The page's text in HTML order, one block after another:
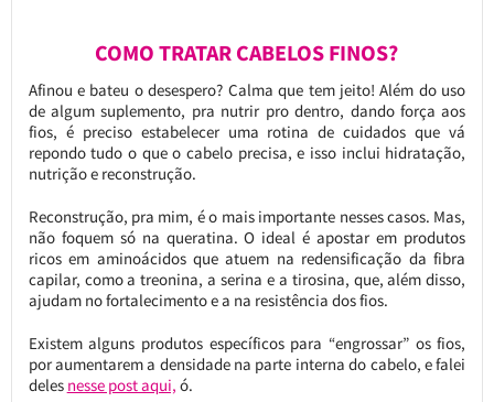
COMO TRATAR CABELOS FINOS?
Afinou e bateu o desespero? Calma que tem jeito! Além do uso
de algum suplemento, pra nutrir pro dentro, dando força aos
fios, é preciso estabelecer uma rotina de cuidados que vá
repondo tudo o que o cabelo precisa, e isso inclui hidratação,
nutrição e reconstrução.
Reconstrução, pra mim, é o mais importante nesses casos. Mas,
não foquem só na queratina. O ideal é apostar em produtos
ricos em aminoácidos que atuem na redensificação da fibra
capilar, como a treonina, a serina e a tirosina, que, além disso,
ajudam no fortalecimento e a na resistência dos fios.
Existem alguns produtos específicos para “engrossar” os fios,
por aumentarem a densidade na parte interna do cabelo, e falei
deles nesse post aqui, ó.